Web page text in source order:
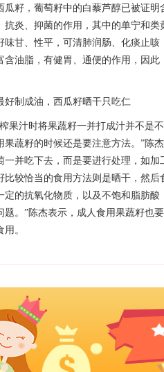
瓜籽，葡萄籽中的白藜芦醇已被证
抗炎、抑菌的作用，其中的单宁和
味甘、性平，可清肺润肠、化痰止
含油脂，有健胃、通便的作用，因
制成油，西瓜籽晒干只吃仁
汁时将果蔬籽一并打成汁并不是不
果蔬籽的时候还是要注意方法。”陈
一并吃下去，而是要进行处理，如
比较恰当的食用方法则是晒干，然后
定的抗氧化物质，以及不饱和脂肪
题。”陈杰表示，成人食用果蔬籽也
。